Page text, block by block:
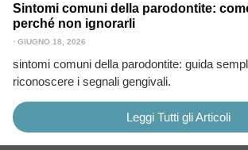
Sintomi comuni della parodontite:
perché non ignorarli
⋅ GIUGNO 18, 2026
sintomi comuni della parodontite: guida
riconoscere i segnali gengivali.
Leggi Tutti gli Articoli